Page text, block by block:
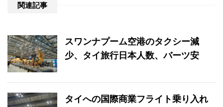
関連記事
スワンナプーム空港のタクシー減
少、タイ旅行日本人数、バーツ安
タイへの国際商業フライト乗り入れ